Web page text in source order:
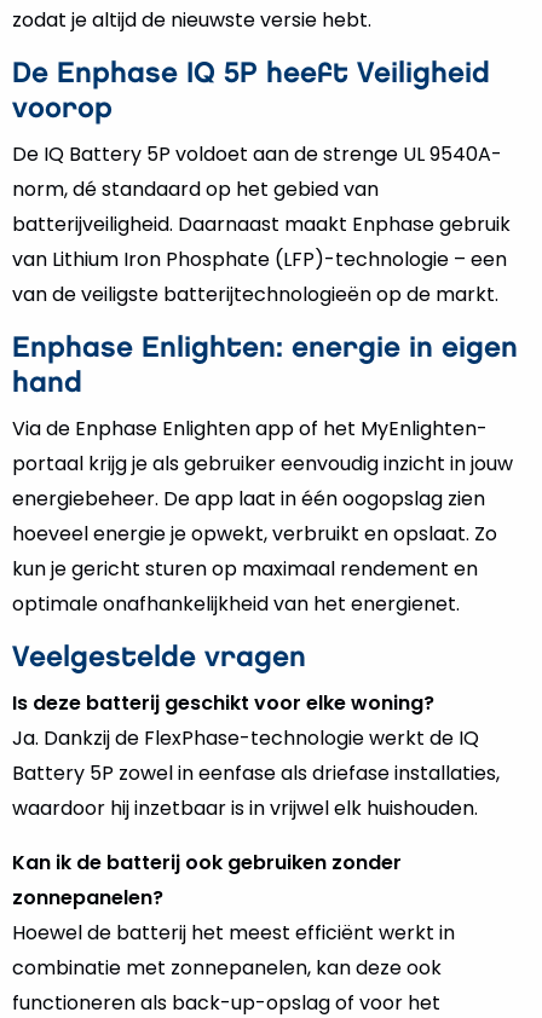
zodat je altijd de nieuwste versie hebt.
De Enphase IQ 5P heeft Veiligheid
voorop
De IQ Battery 5P voldoet aan de strenge UL 9540A-
norm, dé standaard op het gebied van
batterijveiligheid. Daarnaast maakt Enphase gebruik
van Lithium Iron Phosphate (LFP)-technologie – een
van de veiligste batterijtechnologieën op de markt.
Enphase Enlighten: energie in eigen
hand
Via de Enphase Enlighten app of het MyEnlighten-
portaal krijg je als gebruiker eenvoudig inzicht in jouw
energiebeheer. De app laat in één oogopslag zien
hoeveel energie je opwekt, verbruikt en opslaat. Zo
kun je gericht sturen op maximaal rendement en
optimale onafhankelijkheid van het energienet.
Veelgestelde vragen
Is deze batterij geschikt voor elke woning?
Ja. Dankzij de FlexPhase-technologie werkt de IQ
Battery 5P zowel in eenfase als driefase installaties,
waardoor hij inzetbaar is in vrijwel elk huishouden.
Kan ik de batterij ook gebruiken zonder
zonnepanelen?
Hoewel de batterij het meest efficiënt werkt in
combinatie met zonnepanelen, kan deze ook
functioneren als back-up-opslag of voor het